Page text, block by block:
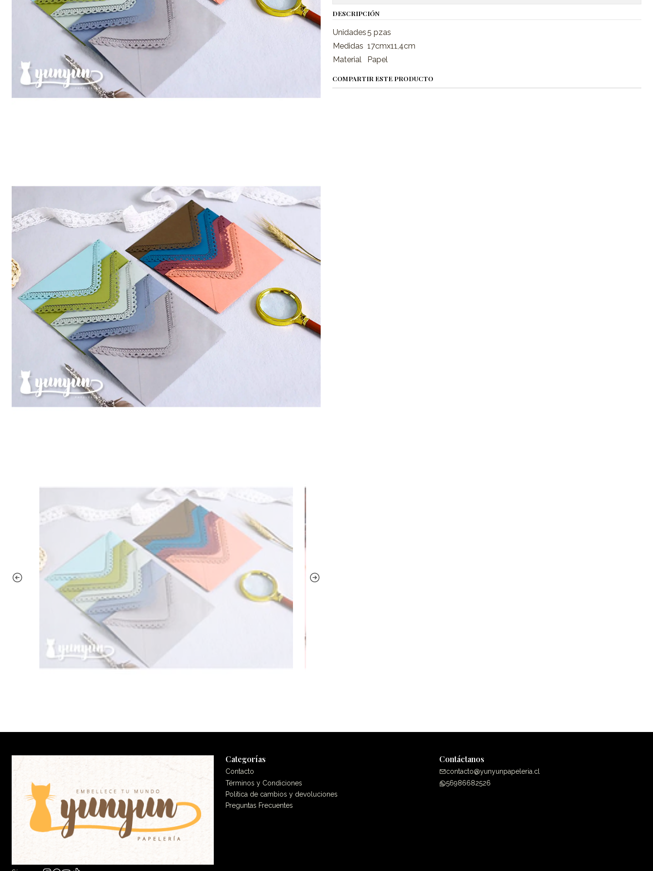
DESCRIPCIÓN
Unidades5 pzas
Medidas 17cmx11,4cm
Material
Papel
COMPARTIR ESTE PRODUCTO
Categorías
Contacto
Términos y Condiciones
Politica de cambios y devoluciones
Preguntas Frecuentes
Contáctanos
contacto@yunyunpapeleria.cl
56986682526